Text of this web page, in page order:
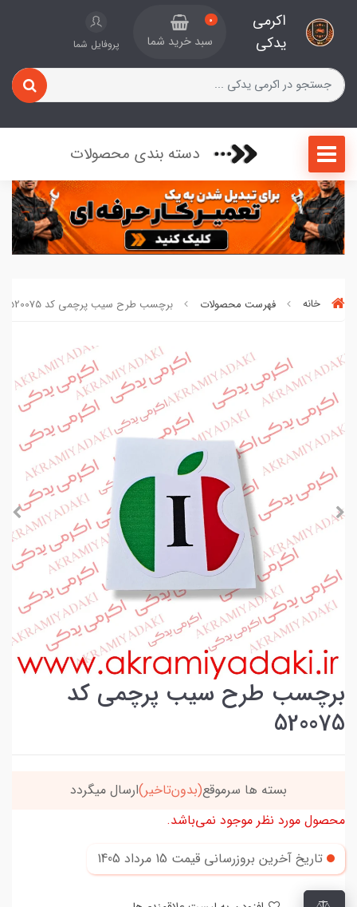
اکرمی
یدکی
0
سبد خرید شما پروفایل شما
دسته بندی محصولات
خانه فهرست محصولات برچسب طرح سیب پرچمی کد 520075
برچسب طرح سیب پرچمی کد
520075
بسته ها سرموقع(بدون‌تاخیر)ارسال میگردد
محصول مورد نظر موجود نمی‌باشد.
تاریخ آخرین بروزرسانی قیمت 15 مرداد 1405